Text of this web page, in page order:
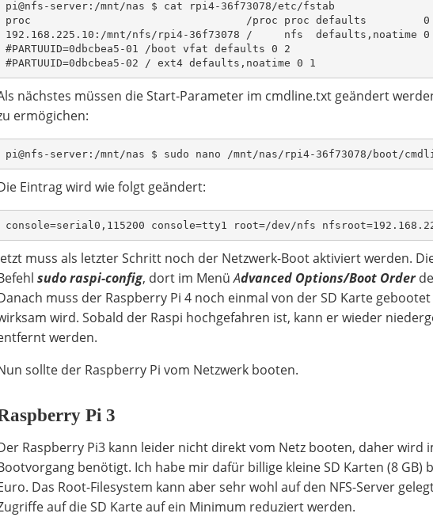
pi@nfs-server:/mnt/nas $ cat rpi4-36f73078/etc/fstab
proc                                  /proc proc defaults         0
192.168.225.10:/mnt/nfs/rpi4-36f73078 /     nfs  defaults,noatime 0
#PARTUUID=0dbcbea5-01 /boot vfat defaults 0 2
#PARTUUID=0dbcbea5-02 / ext4 defaults,noatime 0 1
nächstes müssen die Start-Parameter im cmdline.txt geändert
ermögichen:
pi@nfs-server:/mnt/nas $ sudo nano /mnt/nas/rpi4-36f73078/boot/
Eintrag wird wie folgt geändert:
console=serial0,115200 console=tty1 root=/dev/nfs
muss als letzter Schritt noch der Netzwerk-Boot aktiviert werden.
sudoraspi-config, dort im MenüAdvanced Options/Boot Order
muss der Raspberry Pi 4 noch einmal von der SD Karte
wird. Sobald der Raspi hochgefahren ist, kann er wieder
werden.
sollte der Raspberry Pi vom Netzwerk booten.
Pi 3
Raspberry Pi3 kann leider nicht direkt vom Netz booten, daher wird
benötigt. Ich habe mir dafür billige kleine SD Karten (8 GB)
Das Root-Filesystem kann aber sehr wohl auf den NFS-Server
auf die SD Karte auf ein Minimum reduziert werden.